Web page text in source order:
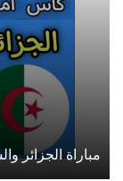
مباراة الجزائر